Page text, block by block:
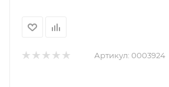
Артикул: 0003924